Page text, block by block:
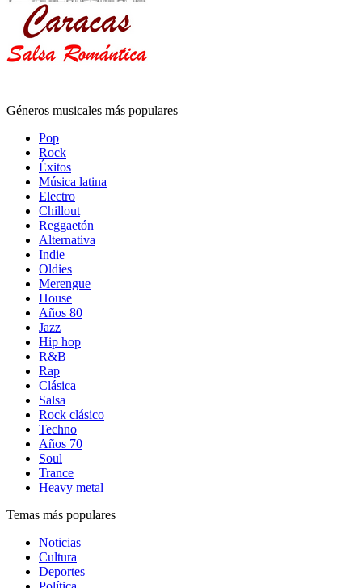
Géneros musicales más populares
Pop
Rock
Éxitos
Música latina
Electro
Chillout
Reggaetón
Alternativa
Indie
Oldies
Merengue
House
Años 80
Jazz
Hip hop
R&B
Rap
Clásica
Salsa
Rock clásico
Techno
Años 70
Soul
Trance
Heavy metal
Temas más populares
Noticias
Cultura
Deportes